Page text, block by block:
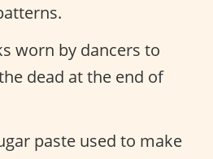
worn by dancers to
dead at the end of
paste used to make